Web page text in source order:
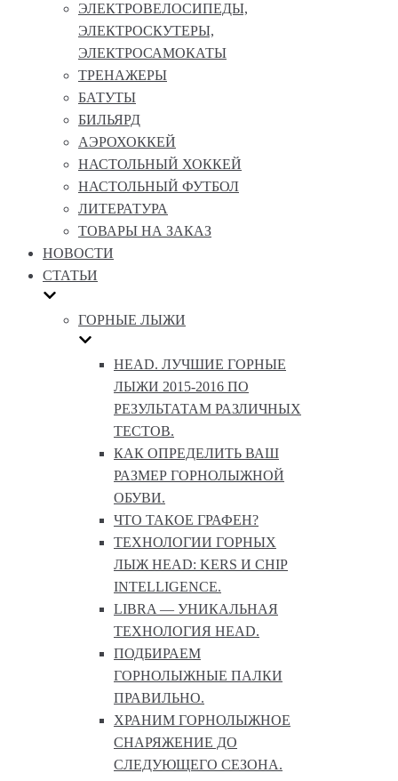
ЭЛЕКТРОВЕЛОСИПЕДЫ,
ЭЛЕКТРОСКУТЕРЫ,
ЭЛЕКТРОСАМОКАТЫ
ТРЕНАЖЕРЫ
БАТУТЫ
БИЛЬЯРД
АЭРОХОККЕЙ
НАСТОЛЬНЫЙ ХОККЕЙ
НАСТОЛЬНЫЙ ФУТБОЛ
ЛИТЕРАТУРА
ТОВАРЫ НА ЗАКАЗ
НОВОСТИ
СТАТЬИ
ГОРНЫЕ ЛЫЖИ
HEAD. ЛУЧШИЕ ГОРНЫЕ
ЛЫЖИ 2015-2016 ПО
РЕЗУЛЬТАТАМ РАЗЛИЧНЫХ
ТЕСТОВ.
КАК ОПРЕДЕЛИТЬ ВАШ
РАЗМЕР ГОРНОЛЫЖНОЙ
ОБУВИ.
ЧТО ТАКОЕ ГРАФЕН?
ТЕХНОЛОГИИ ГОРНЫХ
ЛЫЖ HEAD: KERS И CHIP
INTELLIGENCE.
LIBRA — УНИКАЛЬНАЯ
ТЕХНОЛОГИЯ HEAD.
ПОДБИРАЕМ
ГОРНОЛЫЖНЫЕ ПАЛКИ
ПРАВИЛЬНО.
ХРАНИМ ГОРНОЛЫЖНОЕ
СНАРЯЖЕНИЕ ДО
СЛЕДУЮЩЕГО СЕЗОНА.